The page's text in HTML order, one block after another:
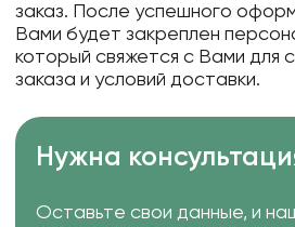
заказ. После успешного
Вами будет закреплен
который свяжется с Вами для
заказа и условий доставки.
Нужна
Оставьте свои данные, и